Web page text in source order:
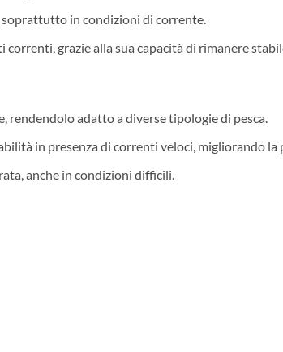
in condizioni di corrente.
grazie alla sua capacità di rimanere
rendendolo adatto a diverse tipologie di pesca.
in presenza di correnti veloci, migliorando la
anche in condizioni difficili.